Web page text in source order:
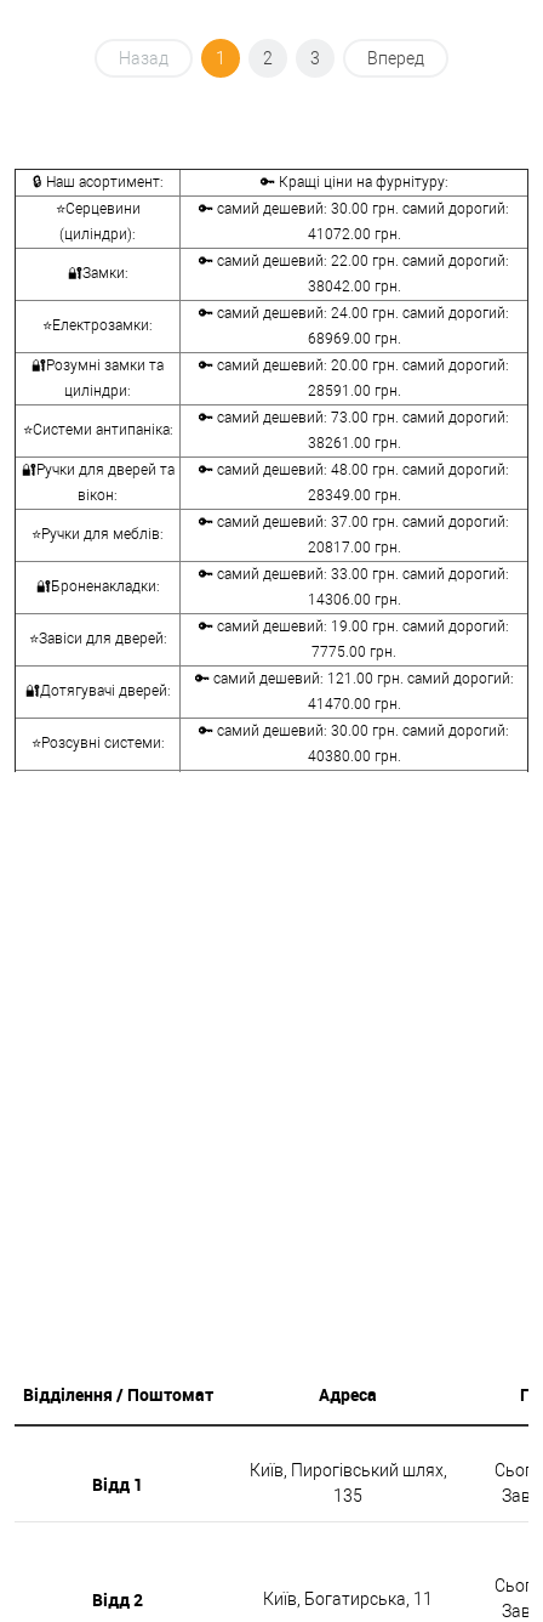
Назад 1 2 3 Вперед
🔒 Наш асортимент:
🔑 Кращі ціни на фурнітуру:
⭐Серцевини
(циліндри):
🔑 самий дешевий: 30.00 грн. самий дорогий:
41072.00 грн.
🔐Замки:
🔑 самий дешевий: 22.00 грн. самий дорогий:
38042.00 грн.
⭐Електрозамки:
🔑 самий дешевий: 24.00 грн. самий дорогий:
68969.00 грн.
🔐Розумні замки та
циліндри:
🔑 самий дешевий: 20.00 грн. самий дорогий:
28591.00 грн.
⭐Системи антипаніка:
🔑 самий дешевий: 73.00 грн. самий дорогий:
38261.00 грн.
🔐Ручки для дверей та
вікон:
🔑 самий дешевий: 48.00 грн. самий дорогий:
28349.00 грн.
⭐Ручки для меблів:
🔑 самий дешевий: 37.00 грн. самий дорогий:
20817.00 грн.
🔐Броненакладки:
🔑 самий дешевий: 33.00 грн. самий дорогий:
14306.00 грн.
⭐Завіси для дверей:
🔑 самий дешевий: 19.00 грн. самий дорогий:
7775.00 грн.
🔐Дотягувачі дверей:
🔑 самий дешевий: 121.00 грн. самий дорогий:
41470.00 грн.
⭐Розсувні системи:
🔑 самий дешевий: 30.00 грн. самий дорогий:
40380.00 грн.
Відділення / Поштомат Адреса
Відд 1
Київ, Пирогівський шлях,
135
Відд 2 Київ, Богатирська, 11